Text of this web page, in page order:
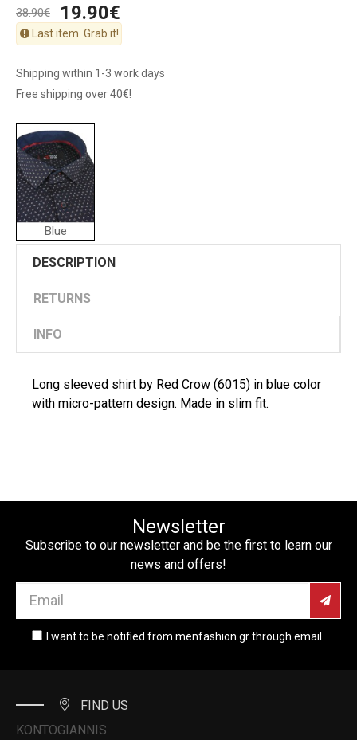
Blue
38.90€ 19.90€
Last item. Grab it!
Shipping within 1-3 work days
Free shipping over 40€!
DESCRIPTION
RETURNS
INFO
Long sleeved shirt by Red Crow (6015) in blue color
with micro-pattern design. Made in slim fit.
Newsletter
Subscribe to our newsletter and be the first to learn our
news and offers!
I want to be notified from menfashion.gr through email
FIND US
KONTOGIANNIS